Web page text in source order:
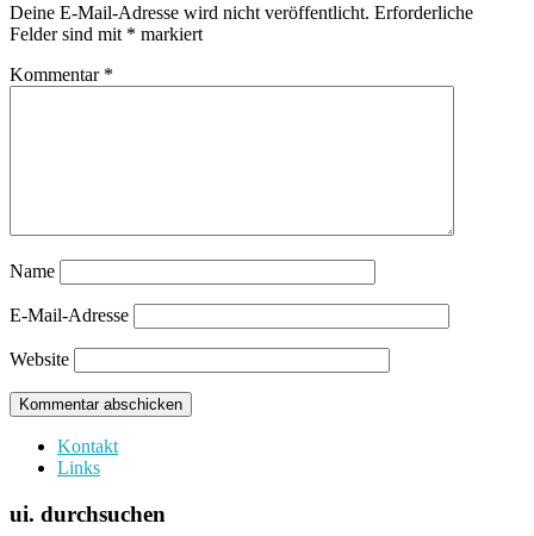
Deine E-Mail-Adresse wird nicht veröffentlicht. Erforderliche
Felder sind mit * markiert
Kommentar *
Name
E-Mail-Adresse
Website
Kontakt
Links
ui. durchsuchen